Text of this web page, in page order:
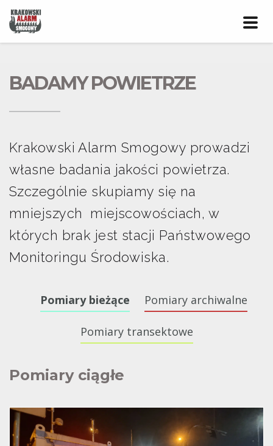
BADAMY POWIETRZE
Krakowski Alarm Smogowy prowadzi
własne badania jakości powietrza.
Szczególnie skupiamy się na
mniejszych miejscowościach, w
których brak jest stacji Państwowego
Monitoringu Środowiska.
Pomiary bieżące Pomiary archiwalne
Pomiary transektowe
Pomiary ciągłe